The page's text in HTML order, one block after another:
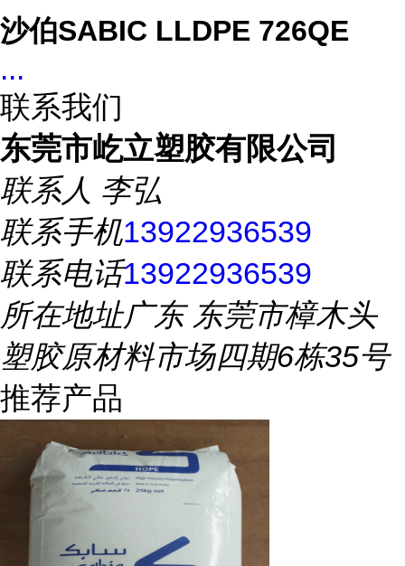
沙伯SABIC LLDPE 726QE
...
联系我们
东莞市屹立塑胶有限公司
联系人 李弘
联系手机13922936539
联系电话13922936539
所在地址广东 东莞市樟木头
塑胶原材料市场四期6栋35号
推荐产品